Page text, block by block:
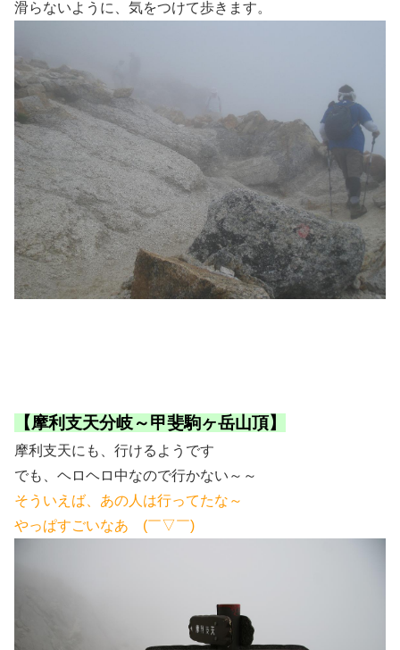
滑らないように、気をつけて歩きます。
【摩利支天分岐～甲斐駒ヶ岳山頂】
摩利支天にも、行けるようです
でも、ヘロヘロ中なので行かない～～
そういえば、あの人は行ってたな～
やっぱすごいなあ (￣▽￣)